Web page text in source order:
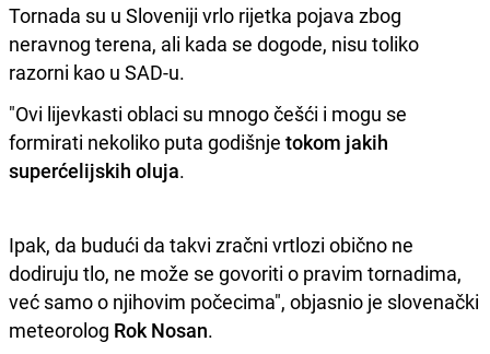
Tornada su u Sloveniji vrlo rijetka pojava zbog
neravnog terena, ali kada se dogode, nisu toliko
razorni kao u SAD-u.
"Ovi lijevkasti oblaci su mnogo češći i mogu se
formirati nekoliko puta godišnje tokom jakih
superćelijskih oluja.
Ipak, da budući da takvi zračni vrtlozi obično ne
dodiruju tlo, ne može se govoriti o pravim tornadima,
već samo o njihovim počecima", objasnio je slovenački
meteorolog Rok Nosan.